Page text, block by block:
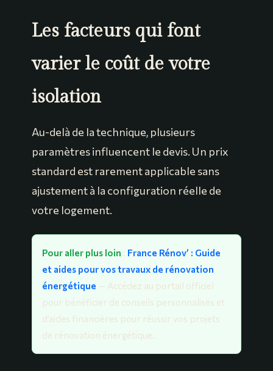
Les facteurs qui font
varier le coût de votre
isolation
Au-delà de la technique, plusieurs
paramètres influencent le devis. Un prix
standard est rarement applicable sans
ajustement à la configuration réelle de
votre logement.
Pour aller plus loin : France Rénov’ : Guide
et aides pour vos travaux de rénovation
énergétique — Accédez au portail officiel
pour bénéficier de conseils personnalisés et
d’aides financières pour réussir vos projets
de rénovation énergétique.